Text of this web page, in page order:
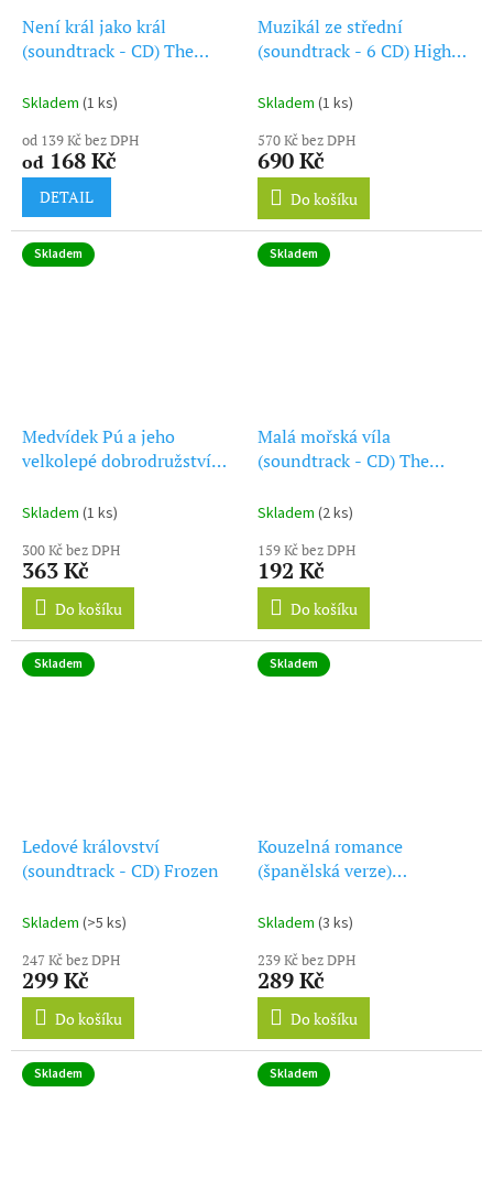
Není král jako král
(soundtrack - CD) The
Skladem (1 ks)
od 139 Kč bez DPH
od 168 Kč
DETAIL
Muzikál ze střední
(soundtrack - 6 CD) High
Collection
Skladem (1 ks)
570 Kč bez DPH
690 Kč
Do košíku
Skladem
Medvídek Pú a jeho
velkolepé dobrodružství
Grand Adventure: The
Robin
Skladem (1 ks)
300 Kč bez DPH
363 Kč
Do košíku
Skladem
Malá mořská víla
(soundtrack - CD) The
Hits
Skladem (2 ks)
159 Kč bez DPH
192 Kč
Do košíku
Skladem
Ledové království
(soundtrack - CD) Frozen
Skladem (>5 ks)
247 Kč bez DPH
299 Kč
Do košíku
Skladem
Kouzelná romance
(španělská verze)
Encantada - Enchanted
Skladem (3 ks)
239 Kč bez DPH
289 Kč
Do košíku
Skladem Skladem